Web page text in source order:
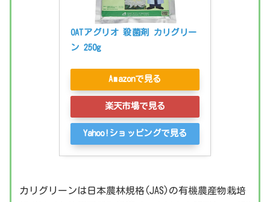
OATアグリオ 殺菌剤 カリグリー
ン 250g
Amazonで見る
楽天市場で見る
Yahoo!ショッピングで見る
カリグリーンは日本農林規格(JAS)の有機農産物栽培